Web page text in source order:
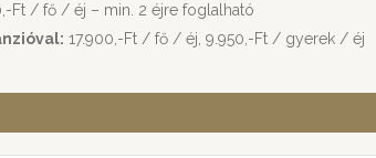
Ft / fő / éj – min. 2 éjre foglalható
17.900,-Ft / fő / éj, 9.950,-Ft / gyerek / éj